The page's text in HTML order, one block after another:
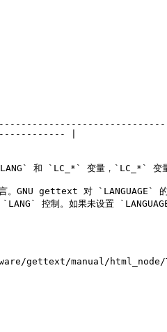
|
和 `LC_*` 变量，`LC_*` 变
。GNU gettext 对 `LANGUAGE`
控制。如果未设置
gettext/manual/html_node/